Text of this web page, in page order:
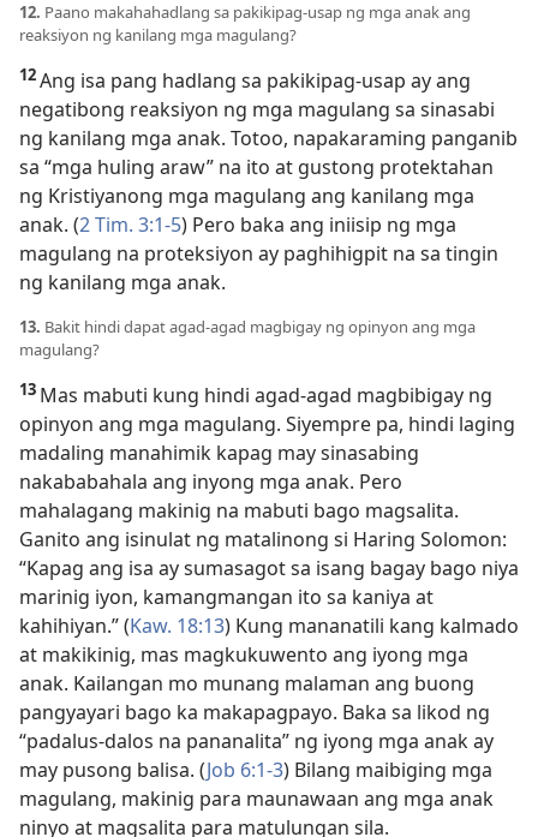
12. Paano makahahadlang sa pakikipag-usap ng mga anak ang
reaksiyon ng kanilang mga magulang?
12Ang isa pang hadlang sa pakikipag-usap ay ang
negatibong reaksiyon ng mga magulang sa sinasabi
ng kanilang mga anak. Totoo, napakaraming panganib
sa “mga huling araw” na ito at gustong protektahan
ng Kristiyanong mga magulang ang kanilang mga
anak. (2 Tim. 3:1-5) Pero baka ang iniisip ng mga
magulang na proteksiyon ay paghihigpit na sa tingin
ng kanilang mga anak.
13. Bakit hindi dapat agad-agad magbigay ng opinyon ang mga
magulang?
13 Mas mabuti kung hindi agad-agad magbibigay ng
opinyon ang mga magulang. Siyempre pa, hindi laging
madaling manahimik kapag may sinasabing
nakababahala ang inyong mga anak. Pero
mahalagang makinig na mabuti bago magsalita.
Ganito ang isinulat ng matalinong si Haring Solomon:
“Kapag ang isa ay sumasagot sa isang bagay bago niya
marinig iyon, kamangmangan ito sa kaniya at
kahihiyan.” (Kaw. 18:13) Kung mananatili kang kalmado
at makikinig, mas magkukuwento ang iyong mga
anak. Kailangan mo munang malaman ang buong
pangyayari bago ka makapagpayo. Baka sa likod ng
“padalus-dalos na pananalita” ng iyong mga anak ay
may pusong balisa. (Job 6:1-3) Bilang maibiging mga
magulang, makinig para maunawaan ang mga anak
ninyo at magsalita para matulungan sila.